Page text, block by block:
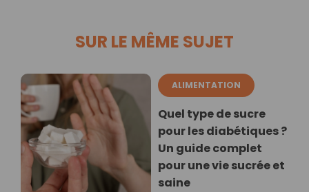
SUR LE MÊME SUJET
ALIMENTATION
Quel type de sucre
pour les diabétiques ?
Un guide complet
pour une vie sucrée et
saine